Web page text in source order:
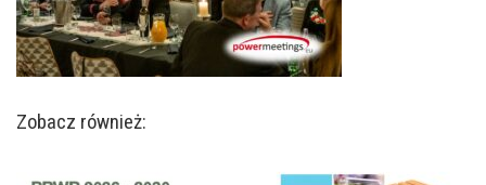
Zobacz również: